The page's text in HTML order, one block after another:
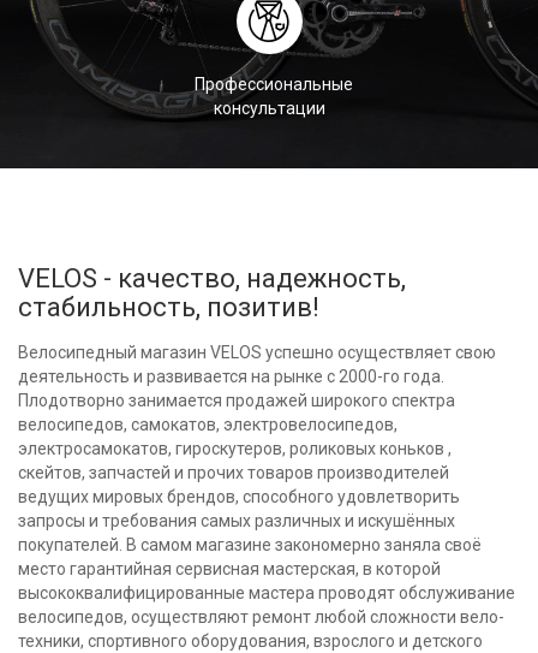
Профессиональные
консультации
VELOS - качество, надежность,
стабильность, позитив!
Велосипедный магазин VELOS успешно осуществляет свою
деятельность и развивается на рынке с 2000-го года.
Плодотворно занимается продажей широкого спектра
велосипедов, самокатов, электровелосипедов,
электросамокатов, гироскутеров, роликовых коньков ,
скейтов, запчастей и прочих товаров производителей
ведущих мировых брендов, способного удовлетворить
запросы и требования самых различных и искушённых
покупателей. В самом магазине закономерно заняла своё
место гарантийная сервисная мастерская, в которой
высококвалифицированные мастера проводят обслуживание
велосипедов, осуществляют ремонт любой сложности вело-
техники, спортивного оборудования, взрослого и детского